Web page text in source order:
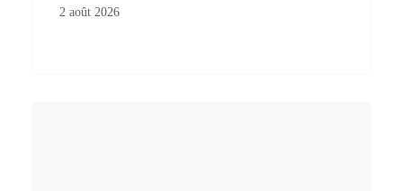
2 août 2026